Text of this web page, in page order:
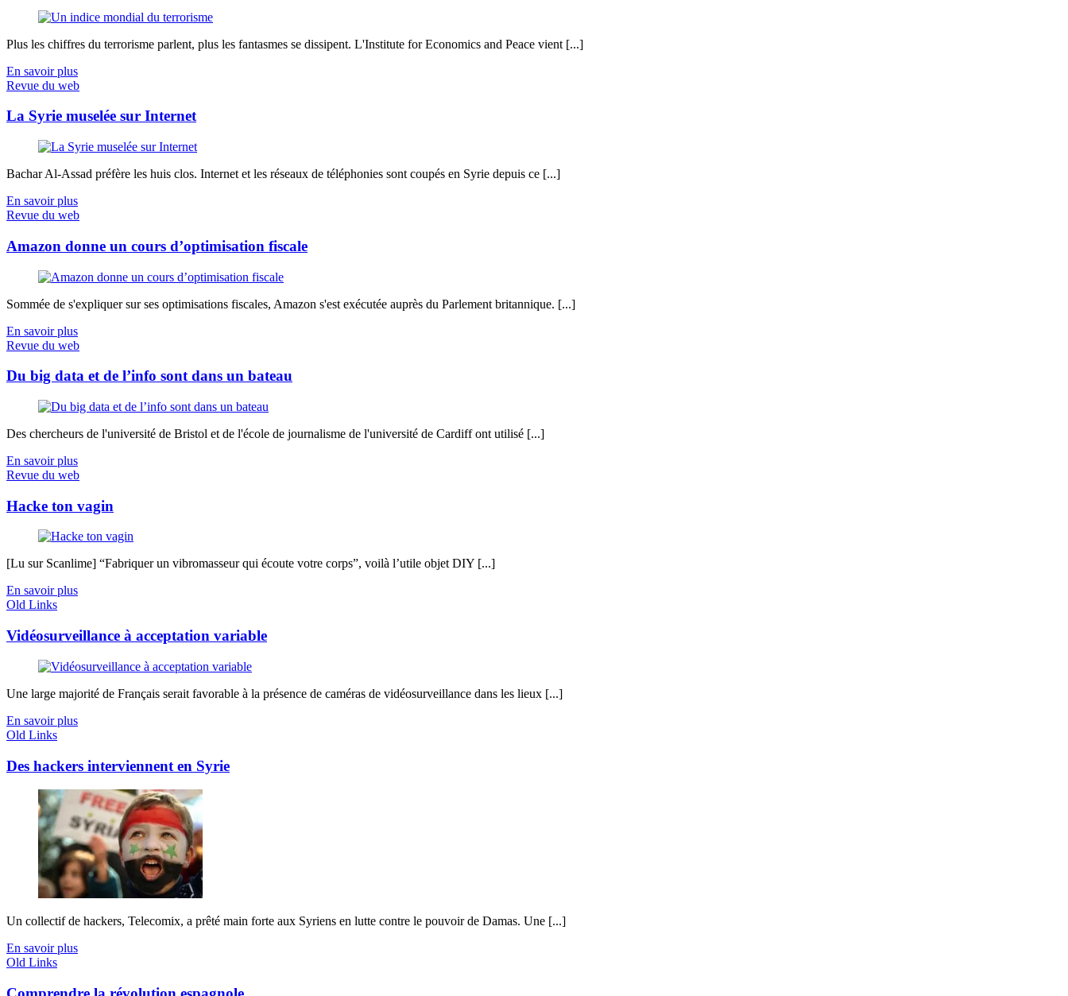
Plus les chiffres du terrorisme parlent, plus les fantasmes se dissipent. L'Institute for Economics and Peace vient [...]
En savoir plus
Revue du web
La Syrie muselée sur Internet
Bachar Al-Assad préfère les huis clos. Internet et les réseaux de téléphonies sont coupés en Syrie depuis ce [...]
En savoir plus
Revue du web
Amazon donne un cours d’optimisation fiscale
Sommée de s'expliquer sur ses optimisations fiscales, Amazon s'est exécutée auprès du Parlement britannique. [...]
En savoir plus
Revue du web
Du big data et de l’info sont dans un bateau
Des chercheurs de l'université de Bristol et de l'école de journalisme de l'université de Cardiff ont utilisé [...]
En savoir plus
Revue du web
Hacke ton vagin
[Lu sur Scanlime] “Fabriquer un vibromasseur qui écoute votre corps”, voilà l’utile objet DIY [...]
En savoir plus
Old Links
Vidéosurveillance à acceptation variable
Une large majorité de Français serait favorable à la présence de caméras de vidéosurveillance dans les lieux [...]
En savoir plus
Old Links
Des hackers interviennent en Syrie
Un collectif de hackers, Telecomix, a prêté main forte aux Syriens en lutte contre le pouvoir de Damas. Une [...]
En savoir plus
Old Links